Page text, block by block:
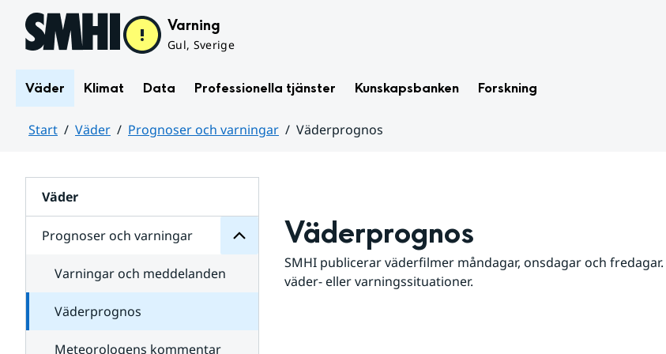
Hoppa till sidans innehåll Varning
Gul, Sverige
Väder Klimat Data Professionella tjänster Kunskapsbanken Forskning
Start Väder Prognoser och varningar
Väderprognos
Väder
Prognoser och varningar
för
varningar
Varningar och meddelanden
Väderprognos
Meteorologens kommentar
Väderprognos
SMHI publicerar väderfilmer måndagar, onsdagar och
väder- eller varningssituationer.